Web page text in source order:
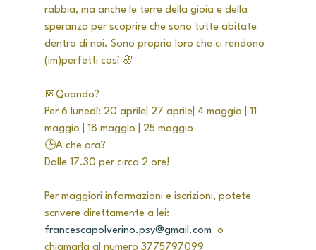
rabbia, ma anche le terre della gioia e della
speranza per scoprire che sono tutte abitate
dentro di noi. Sono proprio loro che ci rendono
(im)perfetti così 🌸
📅Quando?
Per 6 lunedì: 20 aprile| 27 aprile| 4 maggio | 11
maggio | 18 maggio | 25 maggio
🕒A che ora?
Dalle 17.30 per circa 2 ore!
Per maggiori informazioni e iscrizioni, potete
scrivere direttamente a lei:
francescapolverino.psy@gmail.com
  o
chiamarla al numero 3775797099